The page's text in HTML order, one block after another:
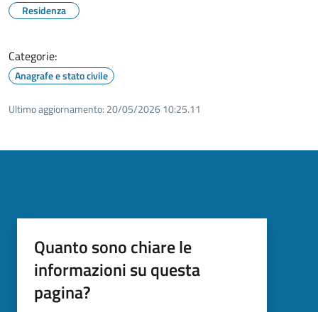
Residenza
Categorie:
Anagrafe e stato civile
Ultimo aggiornamento: 20/05/2026 10:25.11
Quanto sono chiare le
informazioni su questa
pagina?